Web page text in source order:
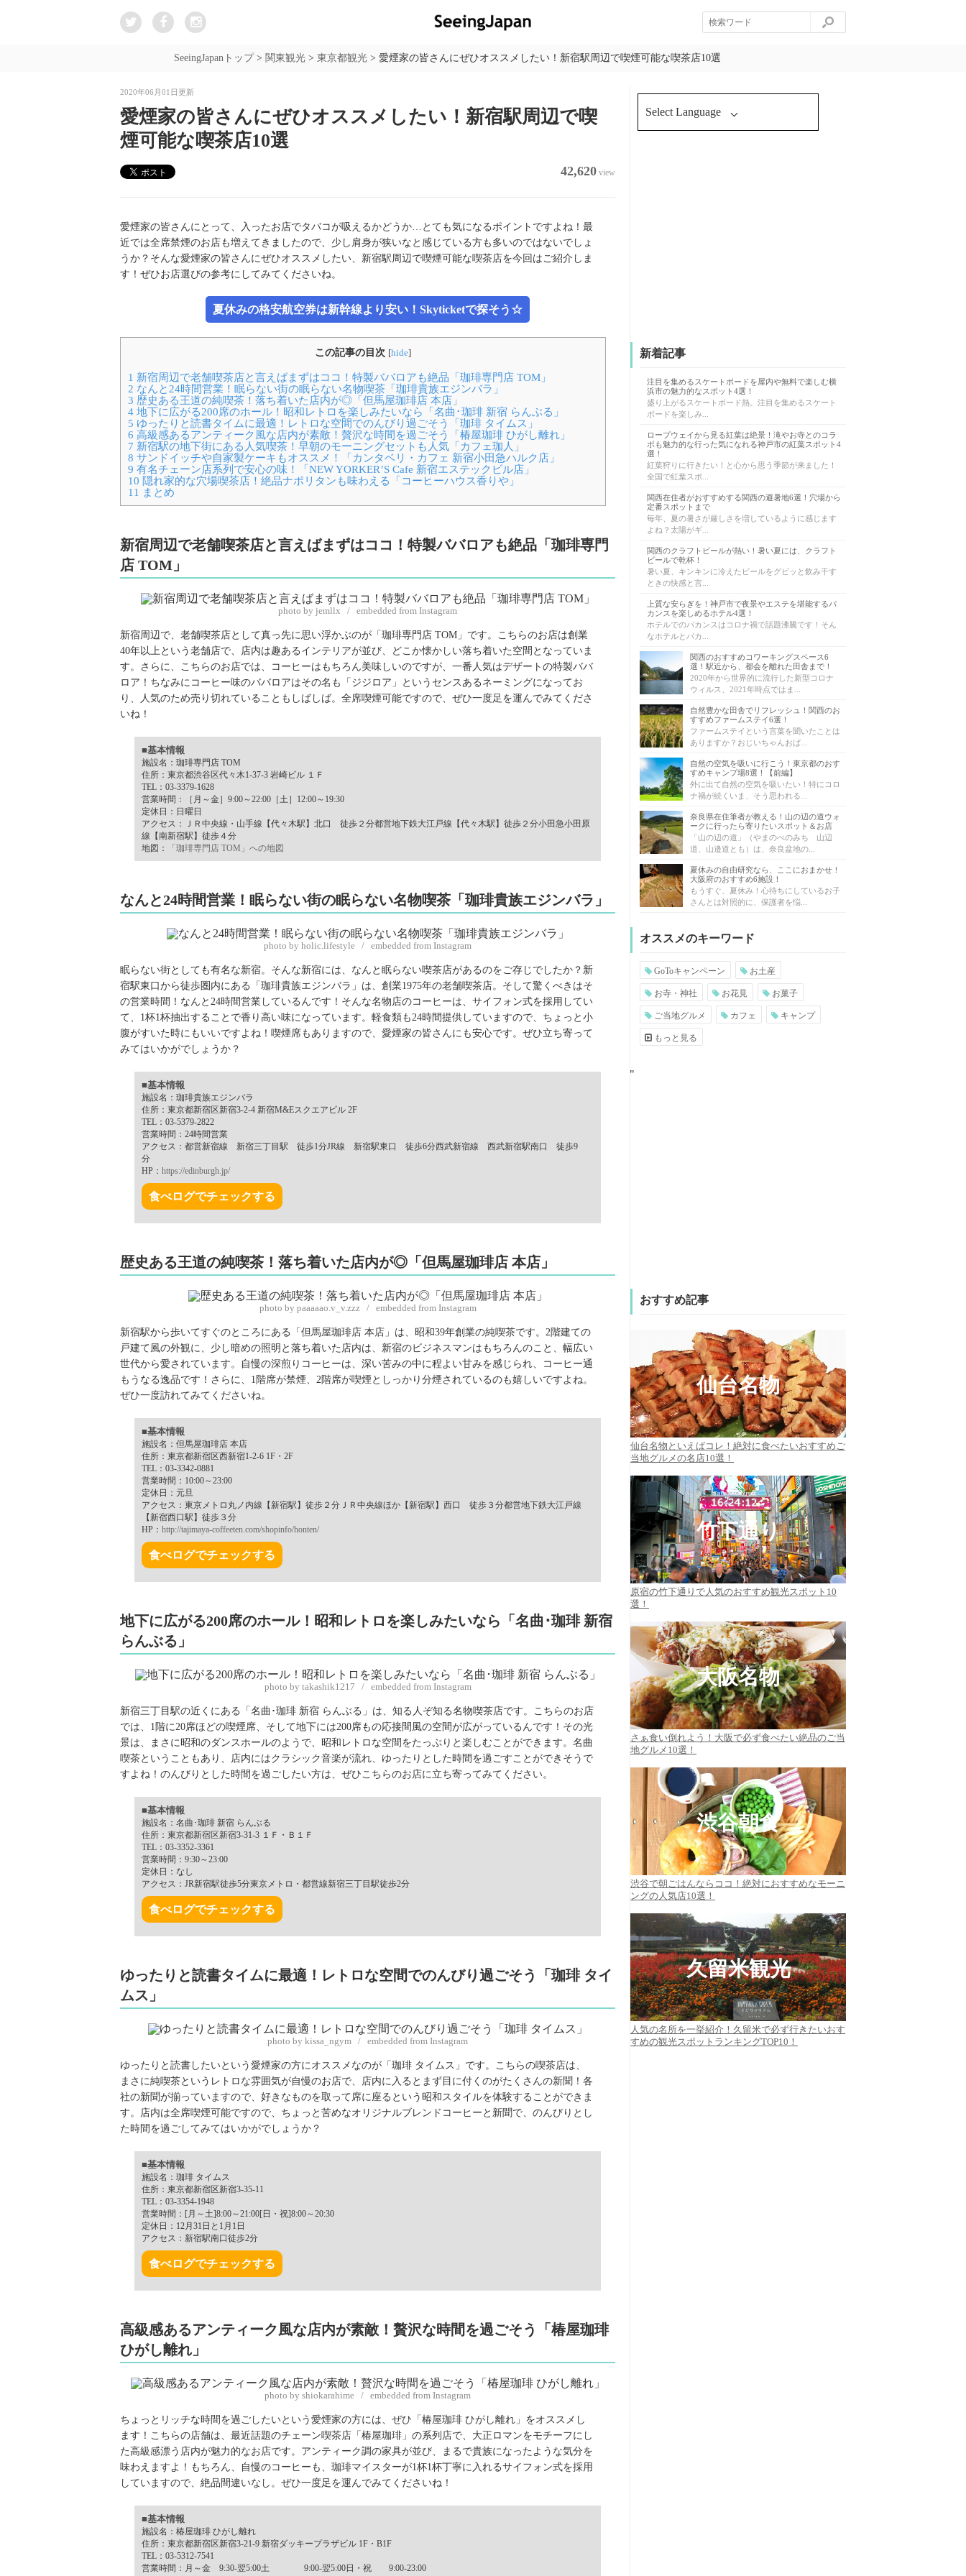
SeeingJapanトップ> 関東観光> 東京都観光> 愛煙家の皆さんにぜひオススメしたい！新宿駅周辺で喫煙可能な喫茶店10選
2020年06月01日更新
愛煙家の皆さんにぜひオススメしたい！新宿駅周辺で喫
煙可能な喫茶店10選
42,620 view
愛煙家の皆さんにとって、入ったお店でタバコが吸えるかどうか…とても気になるポイントですよね！最
近では全席禁煙のお店も増えてきましたので、少し肩身が狭いなと感じている方も多いのではないでしょ
うか？そんな愛煙家の皆さんにぜひオススメしたい、新宿駅周辺で喫煙可能な喫茶店を今回はご紹介しま
す！ぜひお店選びの参考にしてみてくださいね。
夏休みの格安航空券は新幹線より安い！Skyticketで探そう☆
この記事の目次 [hide]
1 新宿周辺で老舗喫茶店と言えばまずはココ！特製ババロアも絶品「珈琲専門店 TOM」
2 なんと24時間営業！眠らない街の眠らない名物喫茶「珈琲貴族エジンバラ」
3 歴史ある王道の純喫茶！落ち着いた店内が◎「但馬屋珈琲店 本店」
4 地下に広がる200席のホール！昭和レトロを楽しみたいなら「名曲･珈琲 新宿 らんぶる」
5 ゆったりと読書タイムに最適！レトロな空間でのんびり過ごそう「珈琲 タイムス」
6 高級感あるアンティーク風な店内が素敵！贅沢な時間を過ごそう「椿屋珈琲 ひがし離れ」
7 新宿駅の地下街にある人気喫茶！早朝のモーニングセットも人気「カフェ珈人」
8 サンドイッチや自家製ケーキもオススメ！「カンタベリ・カフェ 新宿小田急ハルク店」
9 有名チェーン店系列で安心の味！「NEW YORKER’S Cafe 新宿エステックビル店」
10 隠れ家的な穴場喫茶店！絶品ナポリタンも味わえる「コーヒーハウス香りや」
11 まとめ
新宿周辺で老舗喫茶店と言えばまずはココ！特製ババロアも絶品「珈琲専門
店 TOM」
photo by jemllx / embedded from Instagram
新宿周辺で、老舗喫茶店として真っ先に思い浮かぶのが「珈琲専門店 TOM」です。こちらのお店は創業
40年以上という老舗店で、店内は趣あるインテリアが並び、どこか懐かしい落ち着いた空間となっていま
す。さらに、こちらのお店では、コーヒーはもちろん美味しいのですが、一番人気はデザートの特製ババ
ロア！ちなみにコーヒー味のババロアはその名も「ジジロア」というセンスあるネーミングになってお
り、人気のため売り切れていることもしばしば。全席喫煙可能ですので、ぜひ一度足を運んでみてくださ
いね！
■基本情報
施設名：珈琲専門店 TOM
住所：東京都渋谷区代々木1-37-3 岩崎ビル １Ｆ
TEL：03-3379-1628
営業時間：［月～金］9:00～22:00［土］12:00～19:30
定休日：日曜日
アクセス：ＪＲ中央線・山手線【代々木駅】北口 徒歩２分都営地下鉄大江戸線【代々木駅】徒歩２分小田急小田原
線【南新宿駅】徒歩４分
地図：
「珈琲専門店 TOM」への地図
なんと24時間営業！眠らない街の眠らない名物喫茶「珈琲貴族エジンバラ」
photo by holic.lifestyle / embedded from Instagram
眠らない街としても有名な新宿。そんな新宿には、なんと眠らない喫茶店があるのをご存じでしたか？新
宿駅東口から徒歩圏内にある「珈琲貴族エジンバラ」は、創業1975年の老舗喫茶店。そして驚くべきはそ
の営業時間！なんと24時間営業しているんです！そんな名物店のコーヒーは、サイフォン式を採用してい
て、1杯1杯抽出することで香り高い味になっています。軽食類も24時間提供していますので、ちょっと小
腹がすいた時にもいいですよね！喫煙席もありますので、愛煙家の皆さんにも安心です。ぜひ立ち寄って
みてはいかがでしょうか？
■基本情報
施設名：珈琲貴族エジンバラ
住所：東京都新宿区新宿3-2-4 新宿M&Eスクエアビル 2F
TEL：03-5379-2822
営業時間：24時間営業
アクセス：都営新宿線 新宿三丁目駅 徒歩1分JR線 新宿駅東口 徒歩6分西武新宿線 西武新宿駅南口 徒歩9
分
HP： https://edinburgh.jp/
食べログでチェックする
歴史ある王道の純喫茶！落ち着いた店内が◎「但馬屋珈琲店 本店」
photo by paaaaao.v_v.zzz / embedded from Instagram
新宿駅から歩いてすぐのところにある「但馬屋珈琲店 本店」は、昭和39年創業の純喫茶です。2階建ての
戸建て風の外観に、少し暗めの照明と落ち着いた店内は、新宿のビジネスマンはもちろんのこと、幅広い
世代から愛されています。自慢の深煎りコーヒーは、深い苦みの中に程よい甘みを感じられ、コーヒー通
もうなる逸品です！さらに、1階席が禁煙、2階席が喫煙としっかり分煙されているのも嬉しいですよね。
ぜひ一度訪れてみてくださいね。
■基本情報
施設名：但馬屋珈琲店 本店
住所：東京都新宿区西新宿1-2-6 1F・2F
TEL：03-3342-0881
営業時間：10:00～23:00
定休日：元旦
アクセス：東京メトロ丸ノ内線【新宿駅】徒歩２分ＪＲ中央線ほか【新宿駅】西口 徒歩３分都営地下鉄大江戸線
【新宿西口駅】徒歩３分
HP： http://tajimaya-coffeeten.com/shopinfo/honten/
食べログでチェックする
地下に広がる200席のホール！昭和レトロを楽しみたいなら「名曲･珈琲 新宿
らんぶる」
photo by takashik1217 / embedded from Instagram
新宿三丁目駅の近くにある「名曲･珈琲 新宿 らんぶる」は、知る人ぞ知る名物喫茶店です。こちらのお店
では、1階に20席ほどの喫煙席、そして地下には200席もの応接間風の空間が広がっているんです！その光
景は、まさに昭和のダンスホールのようで、昭和レトロな空間をたっぷりと楽しむことができます。名曲
喫茶ということもあり、店内にはクラシック音楽が流れ、ゆったりとした時間を過ごすことができそうで
すよね！のんびりとした時間を過ごしたい方は、ぜひこちらのお店に立ち寄ってみてください。
■基本情報
施設名：名曲･珈琲 新宿 らんぶる
住所：東京都新宿区新宿3-31-3 １Ｆ・Ｂ１Ｆ
TEL：03-3352-3361
営業時間：9:30～23:00
定休日：なし
アクセス：JR新宿駅徒歩5分東京メトロ・都営線新宿三丁目駅徒歩2分
食べログでチェックする
ゆったりと読書タイムに最適！レトロな空間でのんびり過ごそう「珈琲 タイ
ムス」
photo by kissa_ngym / embedded from Instagram
ゆったりと読書したいという愛煙家の方にオススメなのが「珈琲 タイムス」です。こちらの喫茶店は、
まさに純喫茶というレトロな雰囲気が自慢のお店で、店内に入るとまず目に付くのがたくさんの新聞！各
社の新聞が揃っていますので、好きなものを取って席に座るという昭和スタイルを体験することができま
す。店内は全席喫煙可能ですので、ちょっと苦めなオリジナルブレンドコーヒーと新聞で、のんびりとし
た時間を過ごしてみてはいかがでしょうか？
■基本情報
施設名：珈琲 タイムス
住所：東京都新宿区新宿3-35-11
TEL：03-3354-1948
営業時間：[月～土]8:00～21:00[日・祝]8:00～20:30
定休日：12月31日と1月1日
アクセス：新宿駅南口徒歩2分
食べログでチェックする
高級感あるアンティーク風な店内が素敵！贅沢な時間を過ごそう「椿屋珈琲
ひがし離れ」
photo by shiokarahime / embedded from Instagram
ちょっとリッチな時間を過ごしたいという愛煙家の方には、ぜひ「椿屋珈琲 ひがし離れ」をオススメし
ます！こちらの店舗は、最近話題のチェーン喫茶店「椿屋珈琲」の系列店で、大正ロマンをモチーフにし
た高級感漂う店内が魅力的なお店です。アンティーク調の家具が並び、まるで貴族になったような気分を
味わえますよ！もちろん、自慢のコーヒーも、珈琲マイスターが1杯1杯丁寧に入れるサイフォン式を採用
していますので、絶品間違いなし。ぜひ一度足を運んでみてくださいね！
■基本情報
施設名：椿屋珈琲 ひがし離れ
住所：東京都新宿区新宿3-21-9 新宿ダッキープラザビル 1F・B1F
TEL：03-5312-7541
営業時間：月～金 9:30-翌5:00土 9:00-翌5:00日・祝 9:00-23:00
Select Language
新着記事
注目を集めるスケートボードを屋内や無料で楽しむ横
浜市の魅力的なスポット4選！
盛り上がるスケートボード熱。注目を集めるスケート
ボードを楽しみ...
ロープウェイから見る紅葉は絶景！滝やお寺とのコラ
ボも魅力的な行った気になれる神戸市の紅葉スポット4
選！
紅葉狩りに行きたい！と心から思う季節が来ました！
全国で紅葉スポ...
関西在住者がおすすめする関西の避暑地6選！穴場から
定番スポットまで
毎年、夏の暑さが厳しさを増しているように感じます
よね？太陽がギ...
関西のクラフトビールが熱い！暑い夏には、クラフト
ビールで乾杯！
暑い夏、キンキンに冷えたビールをグビッと飲み干す
ときの快感と言...
上質な安らぎを！神戸市で夜景やエステを堪能するバ
カンスを楽しめるホテル4選！
ホテルでのバカンスはコロナ禍で話題沸騰です！そん
なホテルとバカ...
関西のおすすめコワーキングスペース6
選！駅近から、都会を離れた田舎まで！
2020年から世界的に流行した新型コロナ
ウィルス、2021年時点ではま...
自然豊かな田舎でリフレッシュ！関西のお
すすめファームステイ6選！
ファームステイという言葉を聞いたことは
ありますか？おじいちゃんおば...
自然の空気を吸いに行こう！東京都のおす
すめキャンプ場8選！【前編】
外に出て自然の空気を吸いたい！特にコロ
ナ禍が続くいま、そう思われる...
奈良県在住筆者が教える！山の辺の道ウォ
ークに行ったら寄りたいスポット＆お店
「山の辺の道」（やまのべのみち 山辺
道、山邉道とも）は、奈良盆地の...
夏休みの自由研究なら、ここにおまかせ！
大阪府のおすすめ6施設！
もうすぐ、夏休み！心待ちにしているお子
さんとは対照的に、保護者を悩...
オススメのキーワード
GoToキャンペーン お土産
お寺・神社 お花見 お菓子
ご当地グルメ カフェ キャンプ
もっと見る
"
おすすめ記事
仙台名物
仙台名物といえばコレ！絶対に食べたいおすすめご
当地グルメの名店10選！
竹下通り
原宿の竹下通りで人気のおすすめ観光スポット10
選！
大阪名物
さぁ食い倒れよう！大阪で必ず食べたい絶品のご当
地グルメ10選！
渋谷朝食
渋谷で朝ごはんならココ！絶対におすすめなモーニ
ングの人気店10選！
久留米観光
人気の名所を一挙紹介！久留米で必ず行きたいおす
すめの観光スポットランキングTOP10！